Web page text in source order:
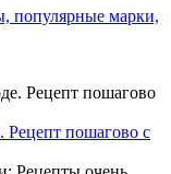
популярные марки,
Рецепт пошагово с